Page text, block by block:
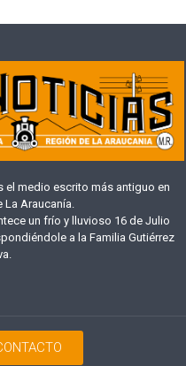
el medio escrito más antiguo en
La Araucanía.
un frío y lluvioso 16 de Julio
a la Familia Gutiérrez